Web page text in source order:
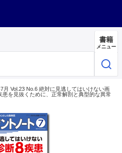
書籍
メニュー
月 Vol.23 No.6 絶対に見逃してはいけない画
患を見抜くために、正常解剖と典型的な異常